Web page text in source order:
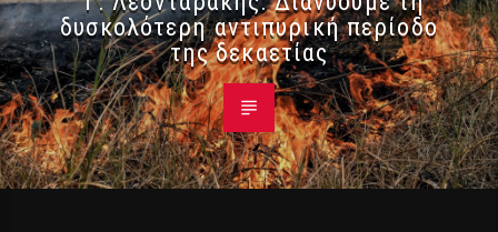
δυσκολότερη αντιπυρική περίοδο
της δεκαετίας